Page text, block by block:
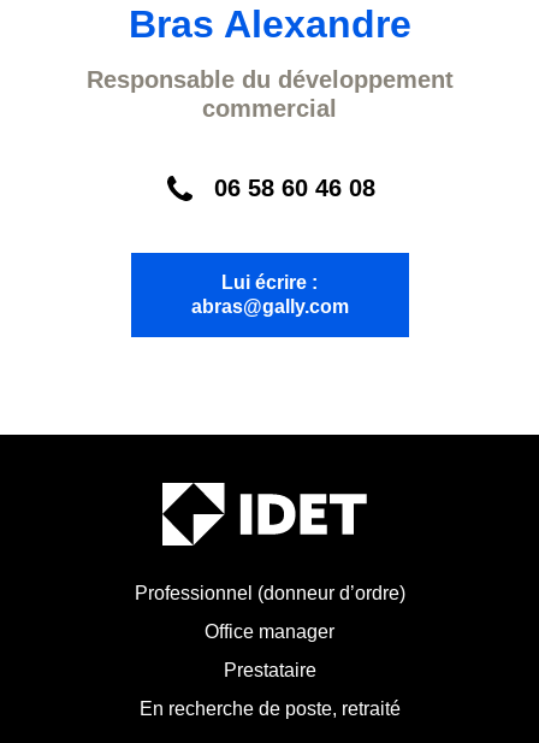
Bras Alexandre
Responsable du développement
commercial
06 58 60 46 08
Lui écrire :
abras@gally.com
Professionnel (donneur d’ordre)
Office manager
Prestataire
En recherche de poste, retraité